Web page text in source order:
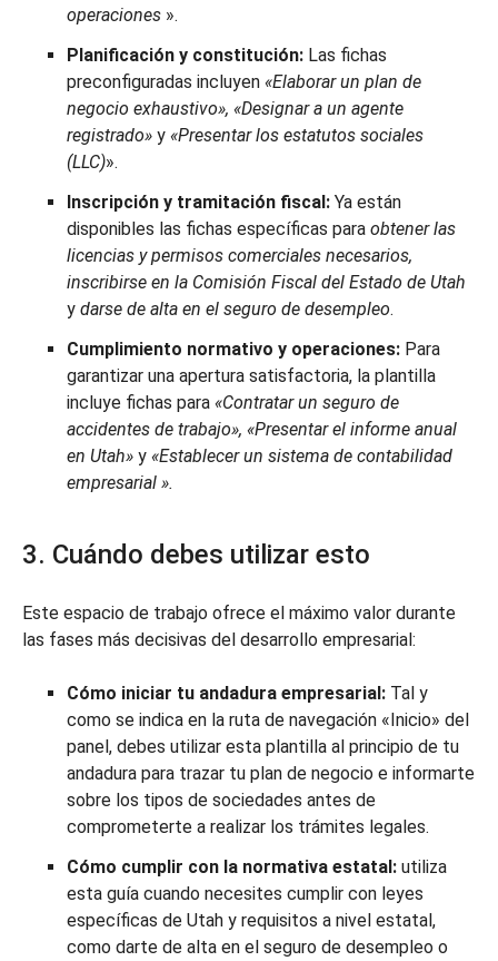
operaciones ».
Planificación y constitución: Las fichas
preconfiguradas incluyen «Elaborar un plan de
negocio exhaustivo», «Designar a un agente
registrado» y «Presentar los estatutos sociales
(LLC)».
Inscripción y tramitación fiscal: Ya están
disponibles las fichas específicas para obtener las
licencias y permisos comerciales necesarios,
inscribirse en la Comisión Fiscal del Estado de Utah
y darse de alta en el seguro de desempleo.
Cumplimiento normativo y operaciones: Para
garantizar una apertura satisfactoria, la plantilla
incluye fichas para «Contratar un seguro de
accidentes de trabajo», «Presentar el informe anual
en Utah» y «Establecer un sistema de contabilidad
empresarial ».
3. Cuándo debes utilizar esto
Este espacio de trabajo ofrece el máximo valor durante
las fases más decisivas del desarrollo empresarial:
Cómo iniciar tu andadura empresarial: Tal y
como se indica en la ruta de navegación «Inicio» del
panel, debes utilizar esta plantilla al principio de tu
andadura para trazar tu plan de negocio e informarte
sobre los tipos de sociedades antes de
comprometerte a realizar los trámites legales.
Cómo cumplir con la normativa estatal: utiliza
esta guía cuando necesites cumplir con leyes
específicas de Utah y requisitos a nivel estatal,
como darte de alta en el seguro de desempleo o